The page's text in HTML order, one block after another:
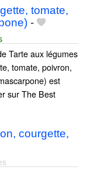
tomate,
-
Tarte aux légumes
tomate, poivron,
est
sur The Best
courgette,